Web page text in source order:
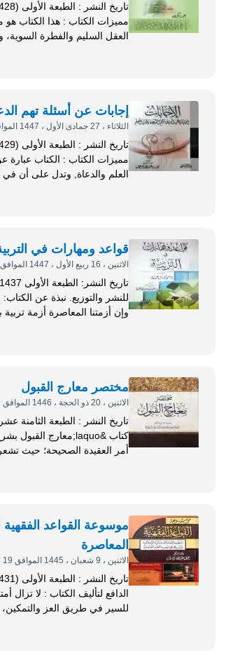
مميزات الكتاب :
العقل السليم والفطرة
إجابات عن أسئلة تهم
الثلاثاء ، 27 جمادى الأول ، 1447 الموافق 18 نوفمبر 2025
مميزات الكتاب :
العلم والدعاة, وتدل على أن
قواعد ومهارات في
الاثنين ، 16 ربيع الأول ، 1447 الموافق 08 سبتمبر 2025
مختصر معارج القبول
الاثنين ، 20 ذو الحجة ، 1446 الموافق 16 يونيو 2025
أمر العقيدة الصحيحة؛ حيث
موسوعة القواعد الفقهية
المعاصرة
الاثنين ، 9 شعبان ، 1445 الموافق 19 فبراير 2024
الدافع